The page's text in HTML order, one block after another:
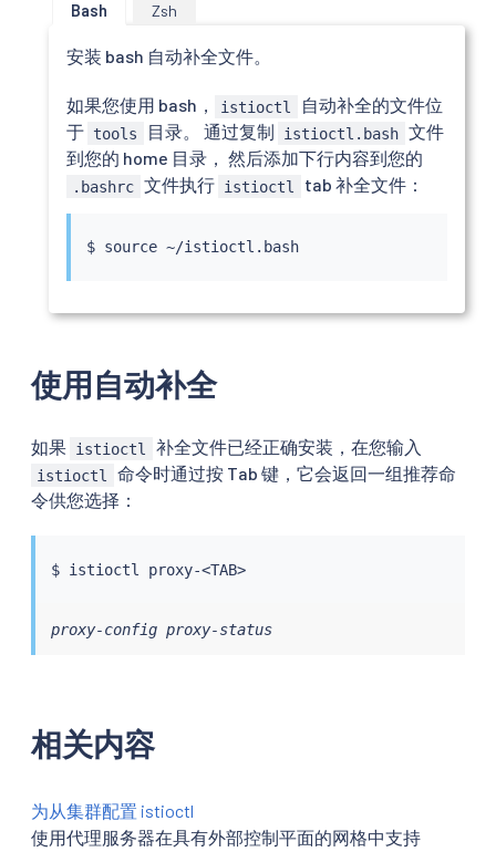
Bash Zsh
安装 bash 自动补全文件。
如果您使用 bash， istioctl
自动补全的文件位
于 tools 目录。 通过复制 istioctl.bash 文件
到您的 home 目录， 然后添加下行内容到您的
.bashrc 文件执行 istioctl tab 补全文件：
$ source ~/istioctl.bash
使用自动补全
如果 istioctl 补全文件已经正确安装，在您输入
istioctl
命令时通过按 Tab 键，它会返回一组推荐命
令供您选择：
$ istioctl proxy-<TAB>
proxy-config proxy-status
相关内容
为从集群配置 istioctl
使用代理服务器在具有外部控制平面的网格中支持